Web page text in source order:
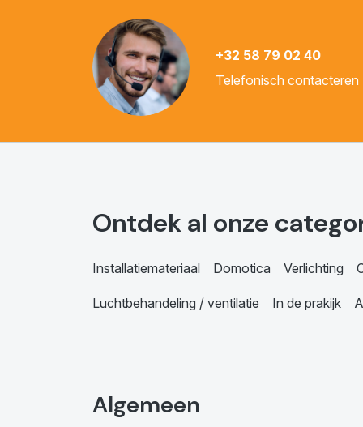
+32 58 79 02 40
Telefonisch contacteren
Ontdek al onze
Installatiemateriaal Domotica Verlichting
Luchtbehandeling / ventilatie In de prakijk
Algemeen